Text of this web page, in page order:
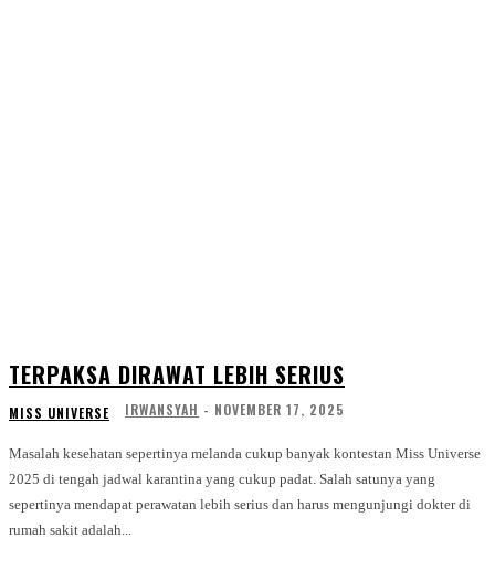
TERPAKSA DIRAWAT LEBIH SERIUS
MISS UNIVERSE IRWANSYAH - NOVEMBER 17, 2025
Masalah kesehatan sepertinya melanda cukup banyak kontestan Miss Universe
2025 di tengah jadwal karantina yang cukup padat. Salah satunya yang
sepertinya mendapat perawatan lebih serius dan harus mengunjungi dokter di
rumah sakit adalah...